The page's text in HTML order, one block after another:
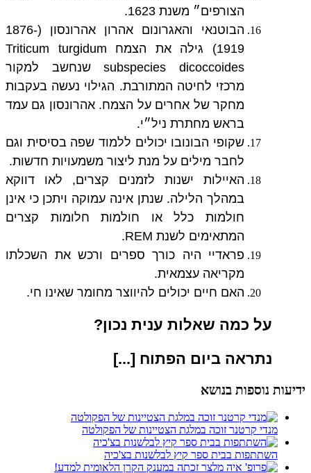
הצורפים״ משנת 1623.
הבוטנאי והאגרונום אהרון אהרונסון (1876-
1919) גילה את הצמח Triticum turgidum
subspecies dicoccoides שנחשב למקור
מרכזי לחיטה המתורבת. הגילוי נעשה בעקבות
מחקר של אחרים על הצמח. אהרונסון גם עמד
בראש מחתרת ניל״י.
שקופי הבונובו יכולים ללמוד שפה בסיסית וגם
לחבר מילים על מנת ליצור משמעויות חדשות.
האיילות ישנות לזמנים קצרים, לאו דווקא
במהלך הלילה. שנתן אינה עמוקה ויתכן כי אינן
חולמות כלל או חולמות חלומות קצרים
המתאימים לשנת REM.
פראדיי היה כורך ספרים ורכש את השכלתו
מקריאה עצמאית.
האם חיים יכולים להיווצר מחומר שאינו חי.
על כמה שאלות ענית נכון?
נתראה ביום הפתוח [...]
ידיעות נוספות בנושא
מנדי קרטנר זוכה במלגת הצטיינות של הפקולטה
השתתפות בבית ספר קיץ לבלשנות בצ'כיה